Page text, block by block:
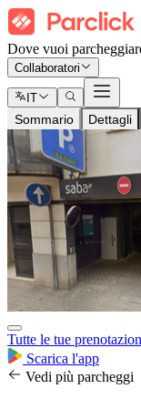
Dove vuoi
Collaboratori
IT
Sommario Dettagli
Tutte le tue
Scarica l'app
Vedi più parcheggi